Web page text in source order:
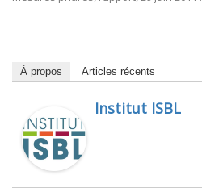
À propos Articles récents
Institut ISBL